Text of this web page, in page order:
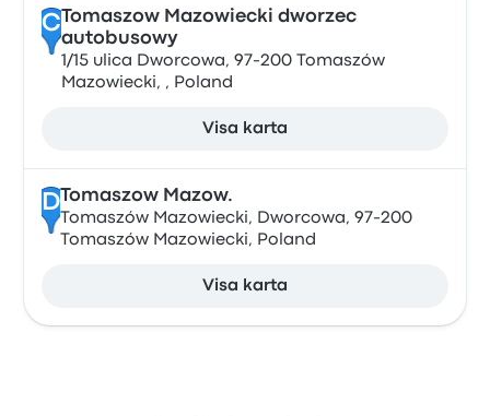
CTomaszow Mazowiecki dworzec
autobusowy
1/15 ulica Dworcowa, 97-200 Tomaszów
Mazowiecki, , Poland
Visa karta
DTomaszow Mazow.
Tomaszów Mazowiecki, Dworcowa, 97-200
Tomaszów Mazowiecki, Poland
Visa karta